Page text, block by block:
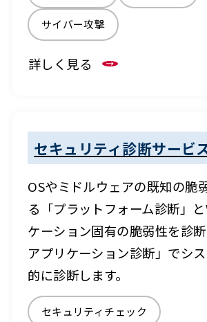
サイバー攻撃
詳しく見る
セキュリティ診断サービ
OSやミドルウェアの既知の脆
る「プラットフォーム診断」
ケーション固有の脆弱性を診
アプリケーション診断」でシ
的に診断します。
セキュリティチェック